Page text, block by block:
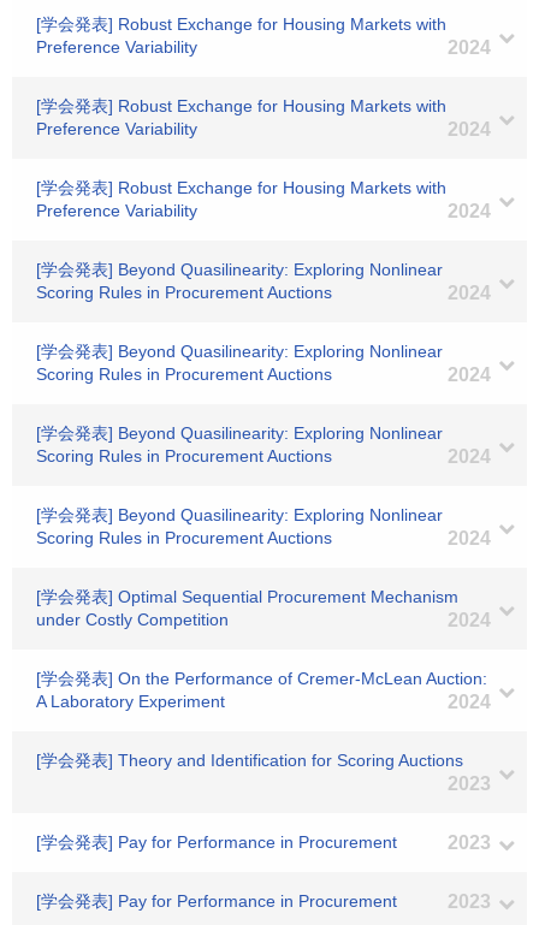
[学会発表] Robust Exchange for Housing Markets with
Preference Variability
2024
[学会発表] Robust Exchange for Housing Markets with
Preference Variability
2024
[学会発表] Robust Exchange for Housing Markets with
Preference Variability
2024
[学会発表] Beyond Quasilinearity: Exploring Nonlinear
Scoring Rules in Procurement Auctions
2024
[学会発表] Beyond Quasilinearity: Exploring Nonlinear
Scoring Rules in Procurement Auctions
2024
[学会発表] Beyond Quasilinearity: Exploring Nonlinear
Scoring Rules in Procurement Auctions
2024
[学会発表] Beyond Quasilinearity: Exploring Nonlinear
Scoring Rules in Procurement Auctions
2024
[学会発表] Optimal Sequential Procurement Mechanism
under Costly Competition
2024
[学会発表] On the Performance of Cremer-McLean Auction:
A Laboratory Experiment
2024
[学会発表] Theory and Identification for Scoring Auctions
2023
[学会発表] Pay for Performance in Procurement 2023
[学会発表] Pay for Performance in Procurement 2023